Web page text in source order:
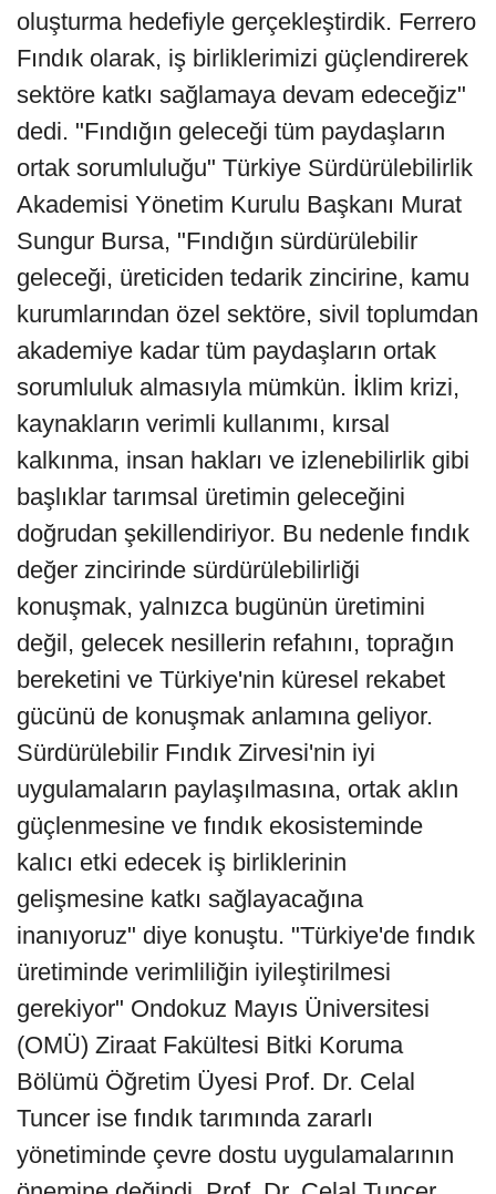
oluşturma hedefiyle gerçekleştirdik. Ferrero
Fındık olarak, iş birliklerimizi güçlendirerek
sektöre katkı sağlamaya devam edeceğiz"
dedi. "Fındığın geleceği tüm paydaşların
ortak sorumluluğu" Türkiye Sürdürülebilirlik
Akademisi Yönetim Kurulu Başkanı Murat
Sungur Bursa, "Fındığın sürdürülebilir
geleceği, üreticiden tedarik zincirine, kamu
kurumlarından özel sektöre, sivil toplumdan
akademiye kadar tüm paydaşların ortak
sorumluluk almasıyla mümkün. İklim krizi,
kaynakların verimli kullanımı, kırsal
kalkınma, insan hakları ve izlenebilirlik gibi
başlıklar tarımsal üretimin geleceğini
doğrudan şekillendiriyor. Bu nedenle fındık
değer zincirinde sürdürülebilirliği
konuşmak, yalnızca bugünün üretimini
değil, gelecek nesillerin refahını, toprağın
bereketini ve Türkiye'nin küresel rekabet
gücünü de konuşmak anlamına geliyor.
Sürdürülebilir Fındık Zirvesi'nin iyi
uygulamaların paylaşılmasına, ortak aklın
güçlenmesine ve fındık ekosisteminde
kalıcı etki edecek iş birliklerinin
gelişmesine katkı sağlayacağına
inanıyoruz" diye konuştu. "Türkiye'de fındık
üretiminde verimliliğin iyileştirilmesi
gerekiyor" Ondokuz Mayıs Üniversitesi
(OMÜ) Ziraat Fakültesi Bitki Koruma
Bölümü Öğretim Üyesi Prof. Dr. Celal
Tuncer ise fındık tarımında zararlı
yönetiminde çevre dostu uygulamalarının